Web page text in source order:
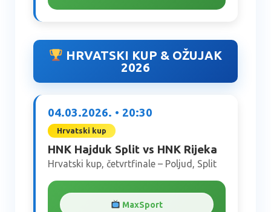
HRVATSKI KUP & OŽUJAK
2026
04.03.2026. • 20:30
Hrvatski kup
HNK Hajduk Split vs HNK Rijeka
Hrvatski kup, četvrtfinale – Poljud, Split
MaxSport